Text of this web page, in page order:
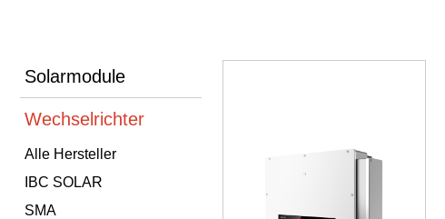
Solarmodule
Wechselrichter
Alle Hersteller
IBC SOLAR
SMA